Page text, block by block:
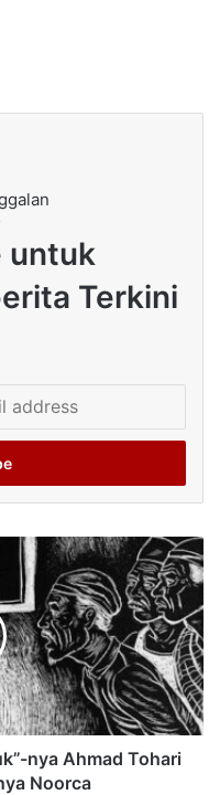
untuk
Terkini
nya Ahmad Tohari
Noorca